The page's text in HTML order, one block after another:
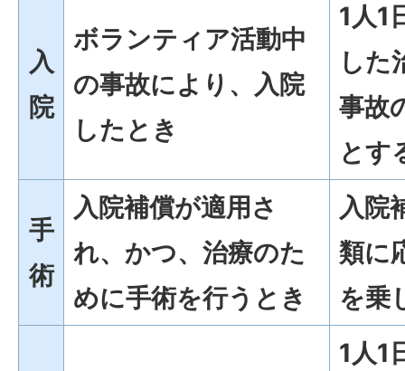
入
院
ボランティア活動中
の事故により、入院
したとき
1人1
した
事故
とす
手
術
入院補償が適用さ
れ、かつ、治療のた
めに手術を行うとき
入院
類に
を乗
1人1